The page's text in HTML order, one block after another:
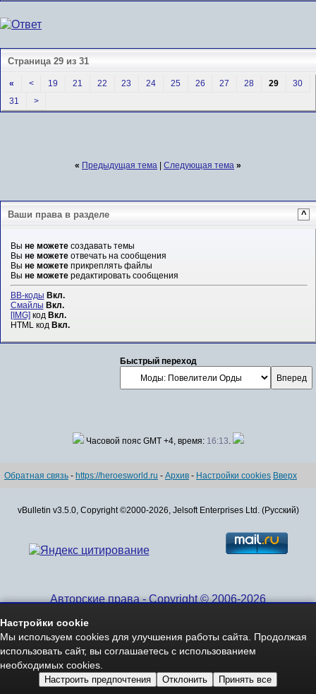
Страница 29 из 31
« < 19 21 22 23 24 25 26 27 28 29
30
31
>
« Предыдущая тема Следующая тема »
Ваши права в разделе ^
Вы не можетесоздавать темы
Вы не можетеотвечать на сообщения
Вы не можетеприкреплять файлы
Вы не можетередактировать сообщения
BB-коды Вкл.
Смайлы Вкл.
[IMG]код Вкл.
HTML код Вкл.
Быстрый переход
Часовой пояс GMT +4, время: 16:13.
Обратная связь - https://heroesworld.ru - Архив - Настройки cookies Вверх
vBulletin v3.5.0, Copyright ©2000-2026, Jelsoft Enterprises Ltd. (Русский)
Авторские права - Copyright © 2006-2026
Настройки cookie
Мы используем cookies для улучшения работы сайта. Продолжая
использовать сайт, вы соглашаетесь с использованием
необходимых cookies.
Настроить предпочтения Отклонить Принять все